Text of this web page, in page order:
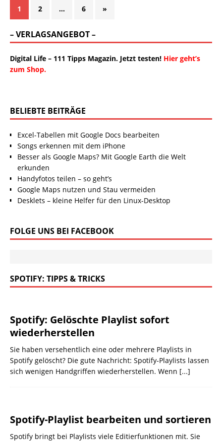
1 2 … 6 »
– VERLAGSANGEBOT –
Digital Life – 111 Tipps Magazin. Jetzt testen! Hier geht’s
zum Shop.
BELIEBTE BEITRÄGE
Excel-Tabellen mit Google Docs bearbeiten
Songs erkennen mit dem iPhone
Besser als Google Maps? Mit Google Earth die Welt
erkunden
Handyfotos teilen – so geht’s
Google Maps nutzen und Stau vermeiden
Desklets – kleine Helfer für den Linux-Desktop
FOLGE UNS BEI FACEBOOK
SPOTIFY: TIPPS & TRICKS
Spotify: Gelöschte Playlist sofort
wiederherstellen
Sie haben versehentlich eine oder mehrere Playlists in
Spotify gelöscht? Die gute Nachricht: Spotify-Playlists lassen
sich wenigen Handgriffen wiederherstellen. Wenn [...]
Spotify-Playlist bearbeiten und sortieren
Spotify bringt bei Playlists viele Editierfunktionen mit. Sie